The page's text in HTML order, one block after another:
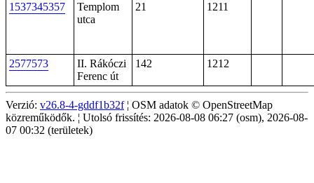
1537345357
Templom
utca
21 1211
2577573
II. Rákóczi
Ferenc út
142 1212
Verzió: v26.8-4-gddf1b32f¦ OSM adatok © OpenStreetMap
közreműködők. ¦ Utolsó frissítés: 2026-08-08 06:27 (osm), 2026-08-
07 00:32 (területek)